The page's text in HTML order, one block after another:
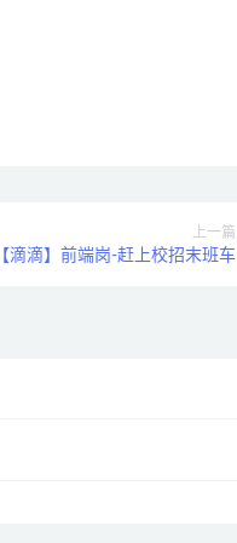
上一篇
【滴滴】前端岗-赶上校招末班车